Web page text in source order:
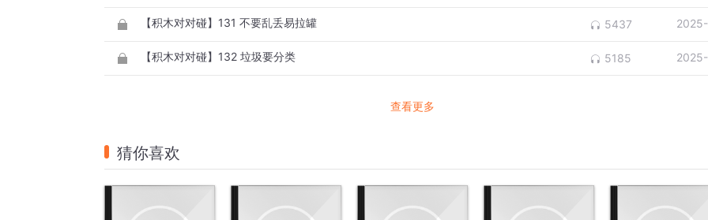
【积木对对碰】131 不要乱丢易拉罐 5437
【积木对对碰】132 垃圾要分类 5185
查看更多
猜你喜欢